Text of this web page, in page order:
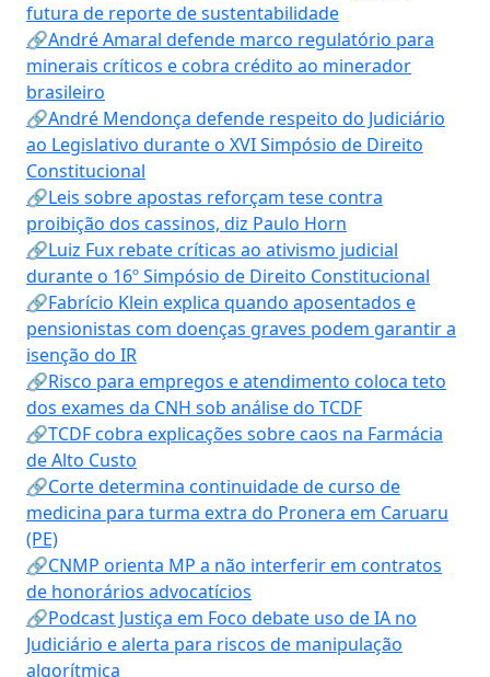
futura de reporte de sustentabilidade
🔗André Amaral defende marco regulatório para
minerais críticos e cobra crédito ao minerador
brasileiro
🔗André Mendonça defende respeito do Judiciário
ao Legislativo durante o XVI Simpósio de Direito
Constitucional
🔗Leis sobre apostas reforçam tese contra
proibição dos cassinos, diz Paulo Horn
🔗Luiz Fux rebate críticas ao ativismo judicial
durante o 16º Simpósio de Direito Constitucional
🔗Fabrício Klein explica quando aposentados e
pensionistas com doenças graves podem garantir a
isenção do IR
🔗Risco para empregos e atendimento coloca teto
dos exames da CNH sob análise do TCDF
🔗TCDF cobra explicações sobre caos na Farmácia
de Alto Custo
🔗Corte determina continuidade de curso de
medicina para turma extra do Pronera em Caruaru
(PE)
🔗CNMP orienta MP a não interferir em contratos
de honorários advocatícios
🔗Podcast Justiça em Foco debate uso de IA no
Judiciário e alerta para riscos de manipulação
algorítmica